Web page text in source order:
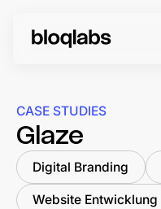
CASE STUDIES
Glaze
Digital Branding
Website Entwicklung